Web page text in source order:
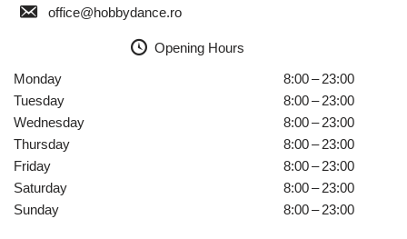
office@hobbydance.ro
Opening Hours
Monday
8:00 – 23:00
Tuesday
8:00 – 23:00
Wednesday
8:00 – 23:00
Thursday
8:00 – 23:00
Friday
8:00 – 23:00
Saturday
8:00 – 23:00
Sunday
8:00 – 23:00